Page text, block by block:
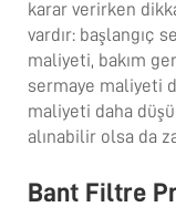
karar verirken
vardır: başlangıç
maliyeti, bakım
sermaye maliyeti
maliyeti daha
alınabilir olsa da
Bant Filtre